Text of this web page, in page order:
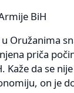
BiH
Oružanima
priča
Kaže da se
on je